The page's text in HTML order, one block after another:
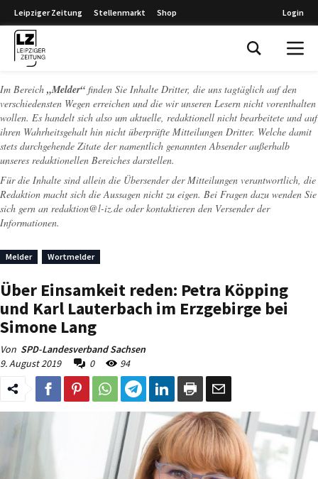
Leipziger Zeitung Stellenmarkt Shop Login
Im Bereich „Melder“ finden Sie Inhalte Dritter, die uns tagtäglich auf den
verschiedensten Wegen erreichen und die wir unseren Lesern nicht vorenthalten
wollen. Es handelt sich also um aktuelle, redaktionell nicht bearbeitete und auf
ihren Wahrheitsgehalt hin nicht überprüfte Mitteilungen Dritter. Welche damit
stets durchgehende Zitate der namentlich genannten Absender außerhalb
unseres redaktionellen Bereiches darstellen.
Für die Inhalte sind allein die Übersender der Mitteilungen verantwortlich, die
Redaktion macht sich die Aussagen nicht zu eigen. Bei Fragen dazu wenden Sie
sich gern an redaktion@l-iz.de oder kontaktieren den Versender der
Informationen.
Melder Wortmelder
Über Einsamkeit reden: Petra Köpping
und Karl Lauterbach im Erzgebirge bei
Simone Lang
Von SPD-Landesverband Sachsen
9. August 2019
0 94